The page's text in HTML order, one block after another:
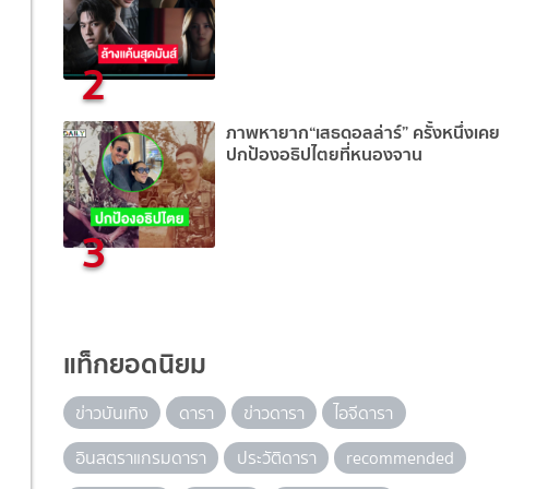
2
3
ภาพหายาก“เสธดอลล่าร์” ครั้งหนึ่งเคย
ปกป้องอธิปไตยที่หนองจาน
แท็กยอดนิยม
ข่าวบันเทิง ดารา ข่าวดารา
ไอจีดารา
อินสตราแกรมดารา
ประวัติดารา
recommended